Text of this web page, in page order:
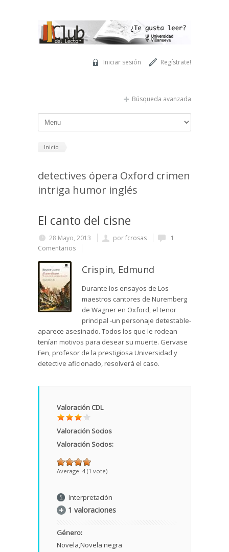
Regístrate!
Iniciar sesión
Búsqueda avanzada
Inicio
detectives ópera Oxford crimen
intriga humor inglés
El canto del cisne
28 Mayo, 2013 porfcrosas
1
Comentarios
Crispin, Edmund
Durante los ensayos de Los
maestros cantores de Nuremberg
de Wagner en Oxford, el tenor
principal -un personaje detestable-
aparece asesinado. Todos los que le rodean
tenían motivos para desear su muerte. Gervase
Fen, profesor de la prestigiosa Universidad y
detective aficionado, resolverá el caso.
Valoración CDL
Valoración Socios
Valoración Socios:
Average: 4 (1 vote)
Interpretación
1 valoraciones
Género:
Novela Novela negra